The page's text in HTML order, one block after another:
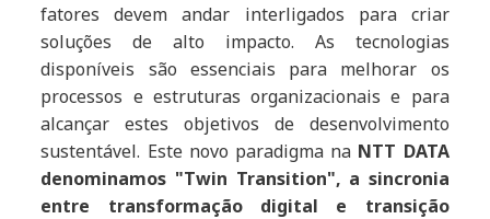
fatores devem andar interligados para criar
soluções de alto impacto. As tecnologias
disponíveis são essenciais para melhorar os
processos e estruturas organizacionais e para
alcançar estes objetivos de desenvolvimento
sustentável. Este novo paradigma na NTT DATA
denominamos "Twin Transition", a sincronia
entre transformação digital e transição